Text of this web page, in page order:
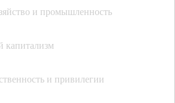
и промышленность
капитализм
и привилегии